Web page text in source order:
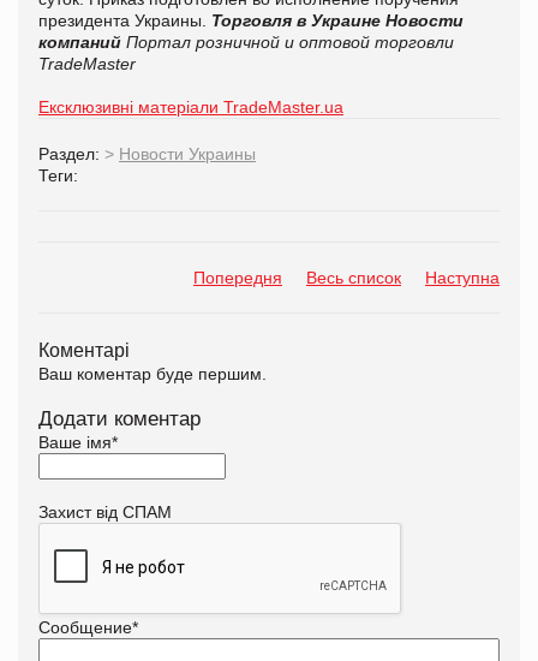
президента Украины. Торговля в Украине Новости
компаний Портал розничной и оптовой торговли
TradeMaster
Ексклюзивні матеріали TradeMaster.ua
Раздел: > Новости Украины
Теги:
Попередня Весь список Наступна
Коментарі
Ваш коментар буде першим.
Додати коментар
Ваше імя*
Захист від СПАМ
Сообщение*